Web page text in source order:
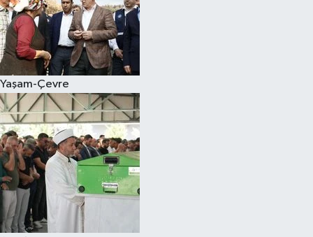
Yaşam-Çevre
Sağlık
Siyaset
Teknoloji
Televizyon
Yaşam-Çevre